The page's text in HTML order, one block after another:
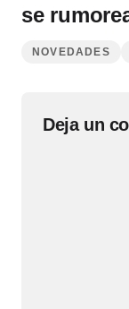
se
NOVEDADES
Deja un